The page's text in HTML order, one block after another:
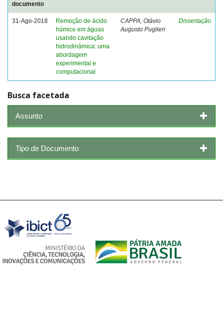
documento
31-Ago-2018
Remoção de ácido
húmico em águas
usando cavitação
hidrodinâmica: uma
abordagem
experimental e
computacional
CAPPA, Otávio
Augusto Puglieri
Dissertação
Busca facetada
Assunto
Tipo de Documento